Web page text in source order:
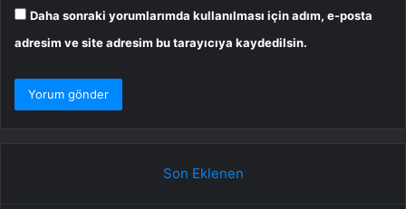
Daha sonraki yorumlarımda kullanılması için adım, e-posta
adresim ve site adresim bu tarayıcıya kaydedilsin.
Son Eklenen